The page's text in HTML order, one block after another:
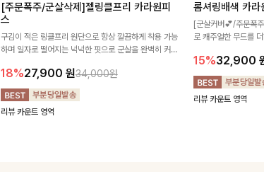
[주문폭주/군살삭제]젤링클프리 카라원피
스
구김이 적은 링클프리 원단으로 항상 깔끔하게 착용 가능
하며 일자로 떨어지는 넉넉한 핏으로 군살을 완벽히 커버
18%27,900 원34,000원
리뷰 카운트 영역
롬셔링배색 카라
[군살커버💕/주문폭
로 캐주얼한 무드를
15%32,900
리뷰 카운트 영역